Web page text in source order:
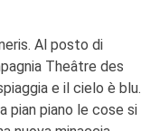
Al posto di
Theâtre des
e il cielo è blu.
pian piano le cose si